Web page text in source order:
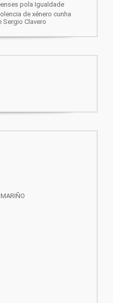
pola Igualdade
de xénero cunha
Sergio Clavero